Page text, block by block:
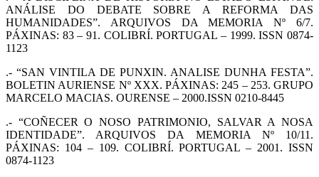
ANÁLISE DO DEBATE SOBRE A REFORMA DAS
HUMANIDADES”. ARQUIVOS DA MEMORIA Nº 6/7.
PÁXINAS: 83 – 91. COLIBRÍ. PORTUGAL – 1999. ISSN 0874-
1123
.- “SAN VINTILA DE PUNXIN. ANALISE DUNHA FESTA”.
BOLETIN AURIENSE Nº XXX. PÁXINAS: 245 – 253. GRUPO
MARCELO MACIAS. OURENSE – 2000.ISSN 0210-8445
.- “COÑECER O NOSO PATRIMONIO, SALVAR A NOSA
IDENTIDADE”. ARQUIVOS DA MEMORIA Nº 10/11.
PÁXINAS: 104 – 109. COLIBRÍ. PORTUGAL – 2001. ISSN
0874-1123